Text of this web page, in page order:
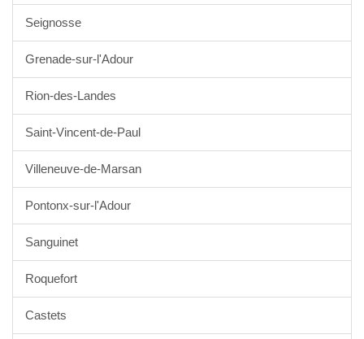
Seignosse
Grenade-sur-l'Adour
Rion-des-Landes
Saint-Vincent-de-Paul
Villeneuve-de-Marsan
Pontonx-sur-l'Adour
Sanguinet
Roquefort
Castets